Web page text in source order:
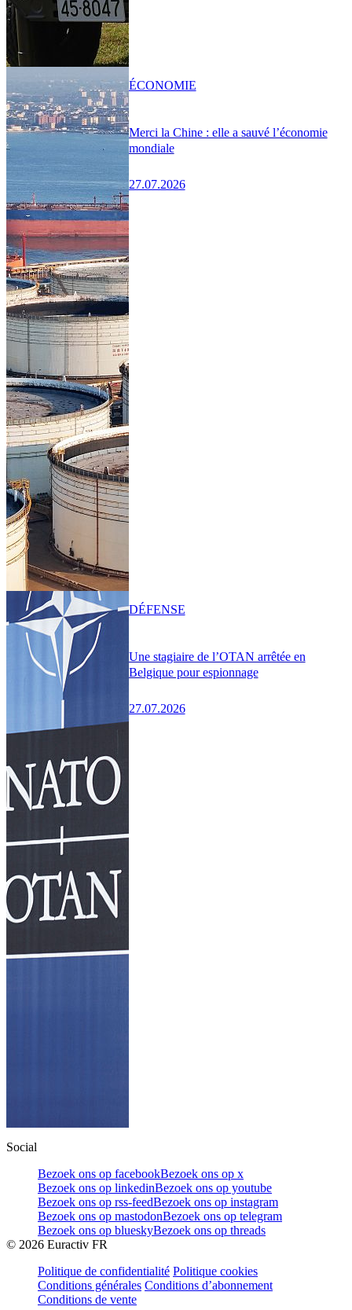
Merci la Chine : elle a sauvé l’économie
mondiale
27.07.2026
ÉCONOMIE
Une stagiaire de l’OTAN arrêtée en
Belgique pour espionnage
27.07.2026
DÉFENSE
Social
Bezoek ons op facebookBezoek ons op x
Bezoek ons op linkedinBezoek ons op youtube
Bezoek ons op rss-feedBezoek ons op instagram
Bezoek ons op mastodonBezoek ons op telegram
Bezoek ons op blueskyBezoek ons op threads
© 2026 Euractiv FR
Politique de confidentialité Politique cookies
Conditions générales Conditions d’abonnement
Conditions de vente